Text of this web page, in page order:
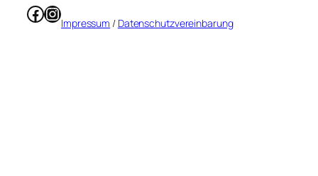
Facebook
Instagram
Impressum / Datenschutzvereinbarung